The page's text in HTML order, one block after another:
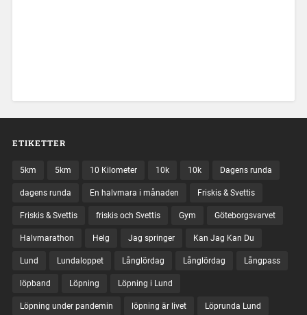
ETIKETTER
5km 5km 10 Kilometer 10k 10k Dagens runda
dagens runda En halvmara i månaden Friskis & Svettis
Friskis & Svettis friskis och Svettis Gym Göteborgsvarvet
Halvmarathon Helg Jag springer Kan Jag Kan Du
Lund Lundaloppet Långlördag Långlördag Långpass
löpband Löpning Löpning i Lund
Löpning under pandemin löpning är livet Löprunda Lund